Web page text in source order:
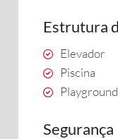
Estrutura
Elevador
Piscina
Playground
Segurança